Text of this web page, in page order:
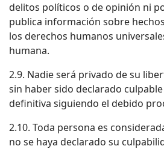
delitos políticos o de opinión ni
publica información sobre
los derechos humanos
humana.
2.9. Nadie será privado de su
sin haber sido declarado
definitiva siguiendo el debido
2.10. Toda persona es
no se haya declarado su